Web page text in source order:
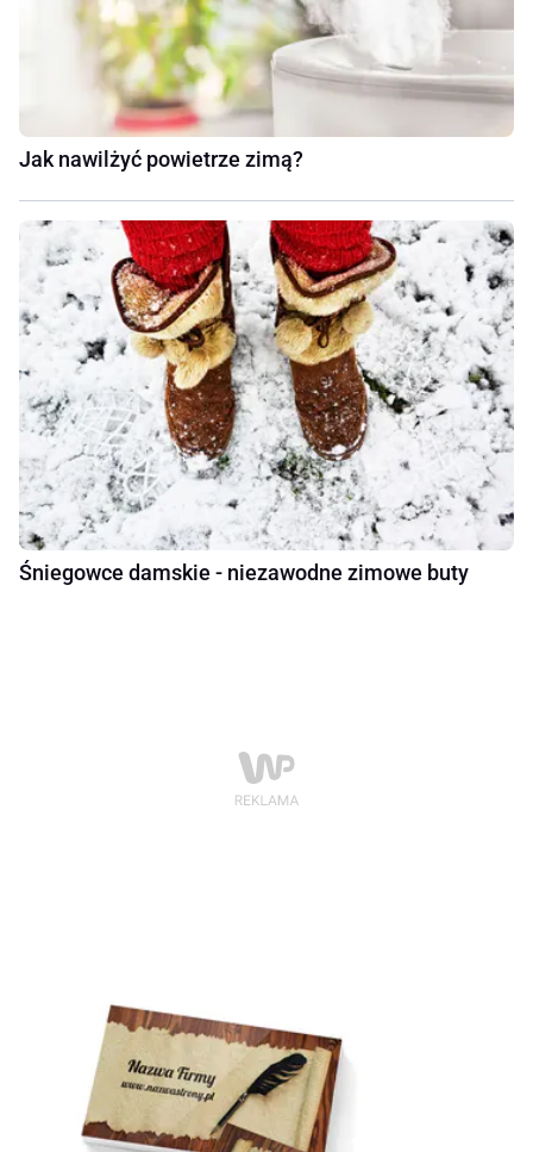
Jak nawilżyć powietrze zimą?
Śniegowce damskie - niezawodne zimowe buty